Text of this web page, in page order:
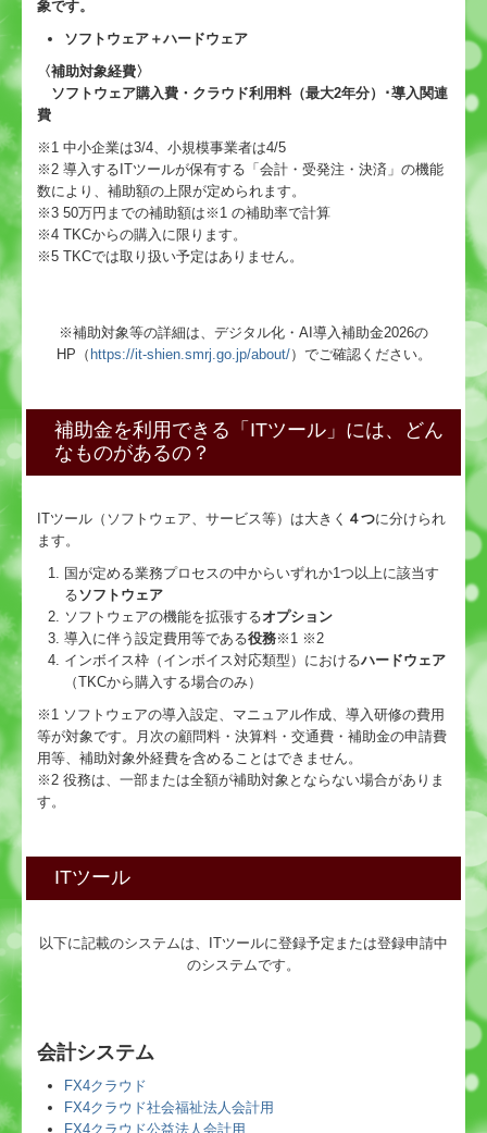
象です。
ソフトウェア＋ハードウェア
〈補助対象経費〉
ソフトウェア購入費・クラウド利用料（最大2年分）･導入関連
費
※1 中小企業は3/4、小規模事業者は4/5
※2 導入するITツールが保有する「会計・受発注・決済」の機能
数により、補助額の上限が定められます。
※3 50万円までの補助額は※1 の補助率で計算
※4 TKCからの購入に限ります。
※5 TKCでは取り扱い予定はありません。
※補助対象等の詳細は、デジタル化・AI導入補助金2026の
HP（ https://it-shien.smrj.go.jp/about/）でご確認ください。
補助金を利用できる「ITツール」には、どん
なものがあるの？
ITツール（ソフトウェア、サービス等）は大きく ４つに分けられ
ます。
国が定める業務プロセスの中からいずれか1つ以上に該当す
るソフトウェア
ソフトウェアの機能を拡張するオプション
導入に伴う設定費用等である役務※1 ※2
インボイス枠（インボイス対応類型）におけるハードウェア
（TKCから購入する場合のみ）
※1 ソフトウェアの導入設定、マニュアル作成、導入研修の費用
等が対象です。月次の顧問料・決算料・交通費・補助金の申請費
用等、補助対象外経費を含めることはできません。
※2 役務は、一部または全額が補助対象とならない場合がありま
す。
ITツール
以下に記載のシステムは、ITツールに登録予定または登録申請中
のシステムです。
会計システム
FX4クラウド
FX4クラウド社会福祉法人会計用
FX4クラウド公益法人会計用